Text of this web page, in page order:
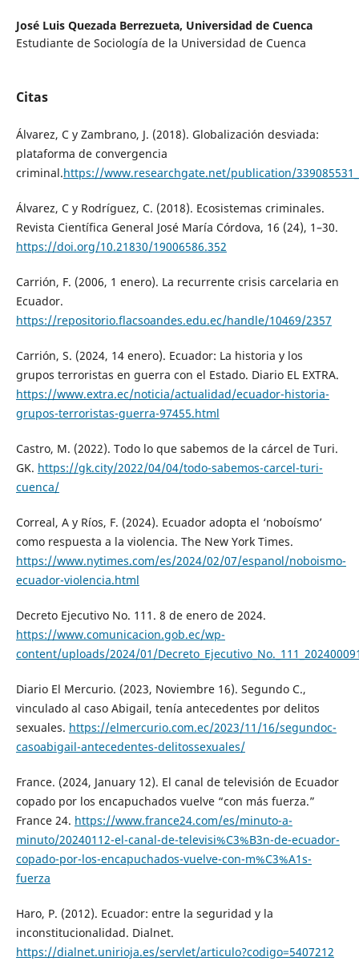
José Luis Quezada Berrezueta, Universidad de Cuenca
Estudiante de Sociología de la Universidad de Cuenca
Citas
Álvarez, C y Zambrano, J. (2018). Globalización desviada:
plataforma de convergencia
criminal.https://www.researchgate.net/publication/
Álvarez, C y Rodríguez, C. (2018). Ecosistemas criminales.
Revista Científica General José María Córdova, 16 (24), 1–30.
https://doi.org/10.21830/19006586.352
Carrión, F. (2006, 1 enero). La recurrente crisis carcelaria en
Ecuador.
https://repositorio.flacsoandes.edu.ec/handle/10469/2357
Carrión, S. (2024, 14 enero). Ecuador: La historia y los
grupos terroristas en guerra con el Estado. Diario EL EXTRA.
https://www.extra.ec/noticia/actualidad/ecuador-historia-
grupos-terroristas-guerra-97455.html
Castro, M. (2022). Todo lo que sabemos de la cárcel de Turi.
GK. https://gk.city/2022/04/04/todo-sabemos-carcel-turi-
cuenca/
Correal, A y Ríos, F. (2024). Ecuador adopta el ‘noboísmo’
como respuesta a la violencia. The New York Times.
https://www.nytimes.com/es/2024/02/07/espanol/noboismo-
ecuador-violencia.html
Decreto Ejecutivo No. 111. 8 de enero de 2024.
https://www.comunicacion.gob.ec/wp-
content/uploads/2024/01/
Diario El Mercurio. (2023, Noviembre 16). Segundo C.,
vinculado al caso Abigail, tenía antecedentes por delitos
sexuales. https://elmercurio.com.ec/2023/11/16/segundoc-
casoabigail-antecedentes-delitossexuales/
France. (2024, January 12). El canal de televisión de Ecuador
copado por los encapuchados vuelve “con más fuerza.”
France 24. https://www.france24.com/es/minuto-a-
minuto/20240112-el-canal-de-televisi%C3%B3n-de-ecuador-
copado-por-los-encapuchados-vuelve-con-m%C3%A1s-
fuerza
Haro, P. (2012). Ecuador: entre la seguridad y la
inconstitucionalidad. Dialnet.
https://dialnet.unirioja.es/servlet/articulo?codigo=5407212